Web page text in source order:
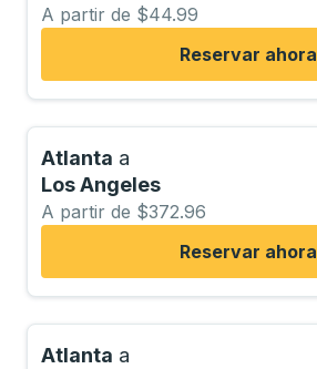
A partir de $44.99
Reservar ahora
Atlanta a
Los Angeles
A partir de $372.96
Reservar ahora
Atlanta a